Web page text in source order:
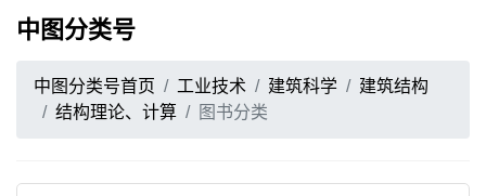
中图分类号
中图分类号首页 工业技术 建筑科学
建筑结构
结构理论、计算
图书分类